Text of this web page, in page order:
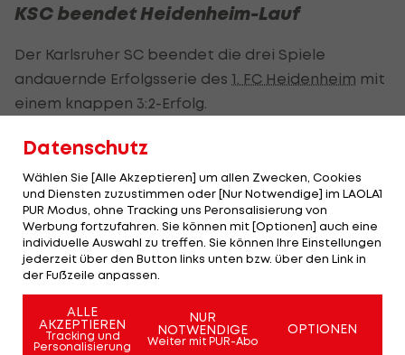
KSC beendet Heidenheim-Lauf
Der Karlsruher SC beendet die drei Spiele
andauernde Erfolgsserie des 1. FC Heidenheim mit
einem knappen 3:2-Erfolg.
Kleindienst (6.) bringt die Gäste in Führung, Batmaz
Wanitzek (56./E) baut ein komfortables Polster
auf, Kleindiensts Anschlusstreffer (73.) ist
schlussendlich zu wenig.
Dynamo Dresden siegt dank eines Treffers von
Heidenheim bleibt mit 27 Punkten auf Rang acht,
Datenschutz
Wählen Sie [Alle Akzeptieren] um allen Zwecken, Cookies
und Diensten zuzustimmen oder [Nur Notwendige] im LAOLA1
PUR Modus, ohne Tracking uns Peronsalisierung von
Werbung fortzufahren. Sie können mit [Optionen] auch eine
individuelle Auswahl zu treffen. Sie können Ihre Einstellungen
jederzeit über den Button links unten bzw. über den Link in
der Fußzeile anpassen.
ALLE
AKZEPTIEREN
Tracking und
Personalisierung
NUR
NOTWENDIGE
Weiter mit PUR-Abo
OPTIONEN